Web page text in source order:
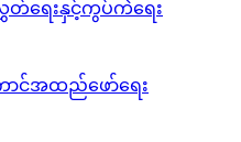
တ်ရေးနှင့်ကွပ်ကဲရေး
ာင်အထည်ဖော်ရေး